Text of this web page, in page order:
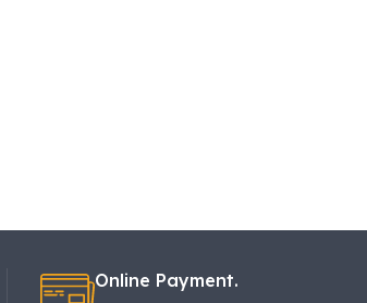
Online Payment.